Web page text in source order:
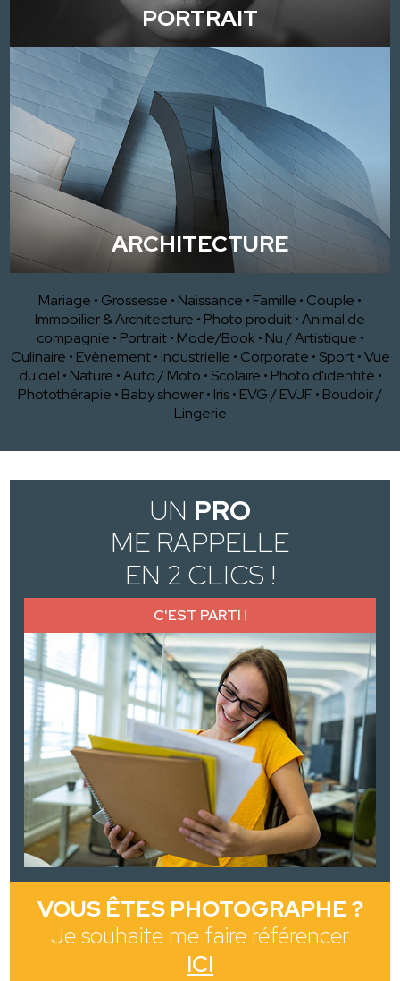
PORTRAIT
ARCHITECTURE
Mariage • Grossesse • Naissance • Famille • Couple •
Immobilier & Architecture • Photo produit•Animal de
compagnie • Portrait • Mode/Book • Nu / Artistique •
Culinaire • Evènement • Industrielle • Corporate • Sport •Vue
du ciel • Nature •Auto / Moto • Scolaire • Photo d'identité •
Photothérapie • Baby shower• Iris• EVG / EVJF• Boudoir /
Lingerie
UN PRO
ME RAPPELLE
EN 2 CLICS !
C'EST PARTI !
VOUS ÊTES PHOTOGRAPHE ?
Je souhaite me faire référencer
ICI